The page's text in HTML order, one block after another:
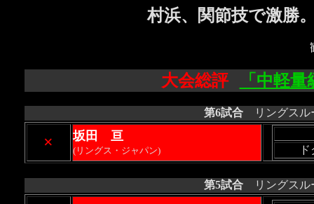
村浜、関節技で激勝
大会総評 「中軽
第6試合リングスル
× 坂田 亘
(リングス・ジャパン)
第5試合リングスル